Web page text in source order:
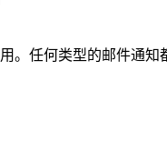
。任何类型的邮件通知